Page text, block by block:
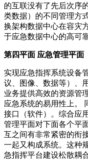
的互联没有了先后次序
类数据）的不同管理方
换架构数据中心在容灾
于应急数据中心的高可
第四平面 应急管理平面
实现应急指挥系统设备
议、图像、数据等）、
业务提供高效的资源管
应急系统的易用性上。
接口（软件）。综合应
管理平面对下面各个平
互之间有非常紧密的衔
一起又构成系统。这种
急指挥平台建设松散耦